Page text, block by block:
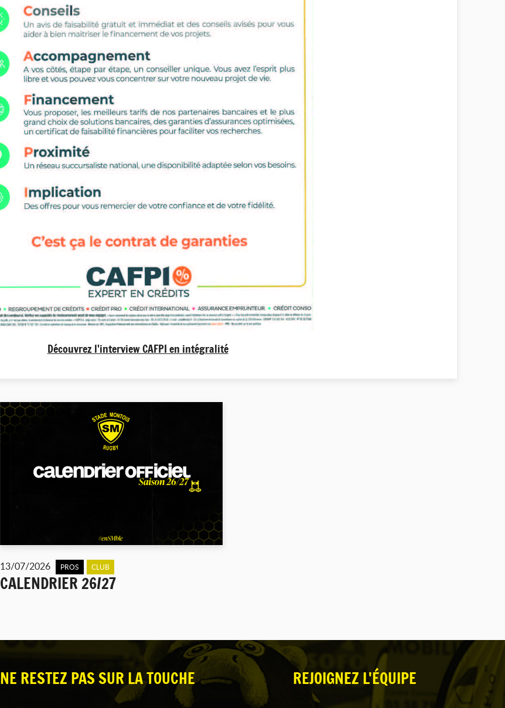
Découvrez l'interview CAFPI en intégralité
13/07/2026 PROS CLUB
CALENDRIER 26/27
NE RESTEZ PAS SUR LA TOUCHE REJOIGNEZ L'ÉQUIPE